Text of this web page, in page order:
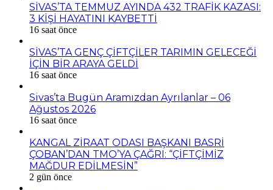
SİVAS’TA TEMMUZ AYINDA 432 TRAFİK KAZASI:
3 KİŞİ HAYATINI KAYBETTİ
16 saat önce
SİVAS’TA GENÇ ÇİFTÇİLER TARIMIN GELECEĞİ
İÇİN BİR ARAYA GELDİ
16 saat önce
Sivas’ta Bugün Aramızdan Ayrılanlar – 06
Ağustos 2026
16 saat önce
KANGAL ZİRAAT ODASI BAŞKANI BASRİ
ÇOBAN’DAN TMO’YA ÇAĞRI: “ÇİFTÇİMİZ
MAĞDUR EDİLMESİN”
2 gün önce